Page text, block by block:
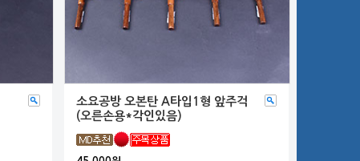
소요공방 오본탄 A타입1형 앞주걱
(오른손용*각인있음)